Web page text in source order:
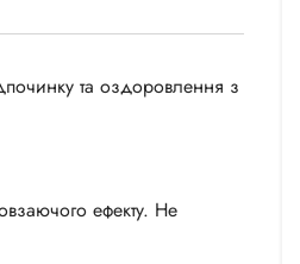
та оздоровлення з
ефекту. Не